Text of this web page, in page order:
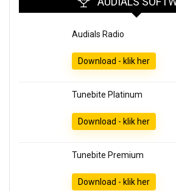
Audials Radio
Download - klik her
Tunebite Platinum
Download - klik her
Tunebite Premium
Download - klik her